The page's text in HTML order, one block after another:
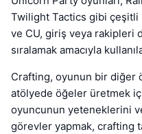
Twilight Tactics gibi
ve CU, giriş veya rakipleri
sıralamak amacıyla
Crafting, oyunun bir diğer
atölyede öğeler üretmek
oyuncunun yeteneklerini ve
görevler yapmak, crafting